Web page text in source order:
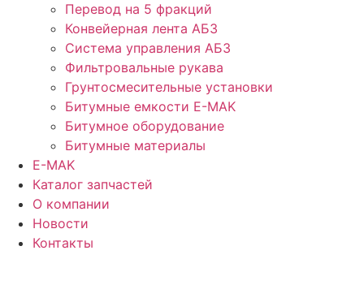
Перевод на 5 фракций
Конвейерная лента АБЗ
Система управления АБЗ
Фильтровальные рукава
Грунтосмесительные установки
Битумные емкости E-MAK
Битумное оборудование
Битумные материалы
E-MAK
Каталог запчастей
О компании
Новости
Контакты